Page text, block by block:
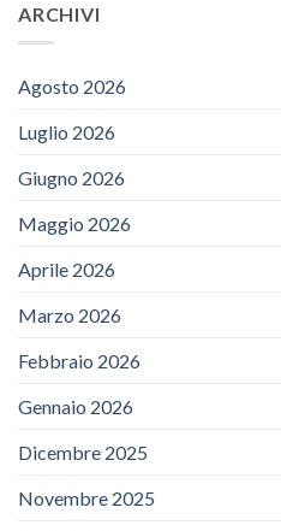
ARCHIVI
Agosto 2026
Luglio 2026
Giugno 2026
Maggio 2026
Aprile 2026
Marzo 2026
Febbraio 2026
Gennaio 2026
Dicembre 2025
Novembre 2025